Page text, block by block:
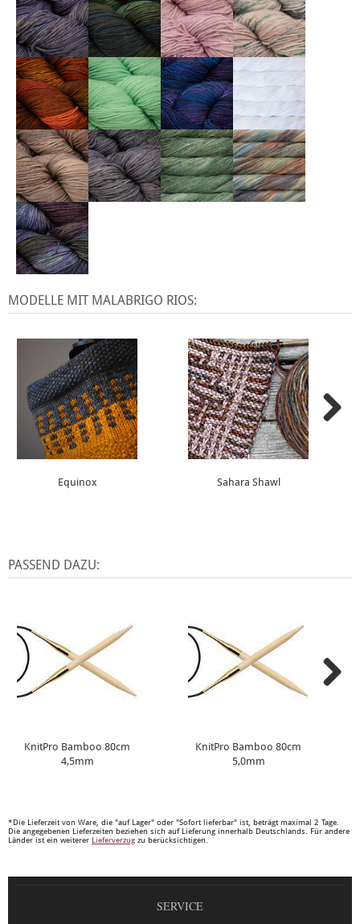
MODELLE MIT MALABRIGO RIOS:
Equinox Sahara Shawl
PASSEND DAZU:
KnitPro Bamboo 80cm
4,5mm
KnitPro Bamboo 80cm
5,0mm
*Die Lieferzeit von Ware, die "auf Lager" oder "Sofort lieferbar" ist, beträgt maximal 2 Tage.
Die angegebenen Lieferzeiten beziehen sich auf Lieferung innerhalb Deutschlands. Für andere
Länder ist ein weiterer Lieferverzug zu berücksichtigen.
SERVICE